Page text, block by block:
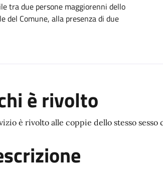
tra due persone maggiorenni dello
del Comune, alla presenza di due
è rivolto
è rivolto alle coppie dello stesso